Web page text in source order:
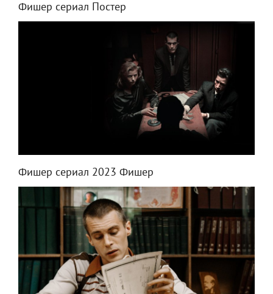
Фишер сериал Постер
Фишер сериал 2023 Фишер